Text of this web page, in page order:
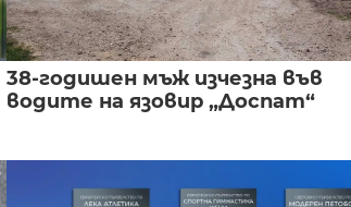
38-годишен мъж изчезна във
водите на язовир „Доспат“